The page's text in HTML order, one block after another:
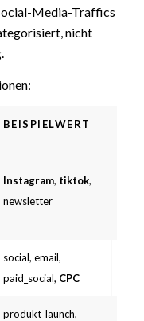
Media-Traffics
nicht
BEISPIELWERT
Instagram, tiktok,
newsletter
social, email,
paid_social, CPC
produkt_launch,